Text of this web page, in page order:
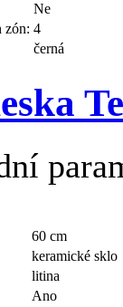
Ne
zón: 4
černá
60 cm
keramické sklo
litina
Ano